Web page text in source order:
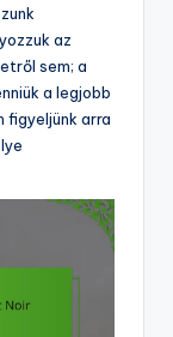
az
sem; a
a legjobb
figyeljünk arra